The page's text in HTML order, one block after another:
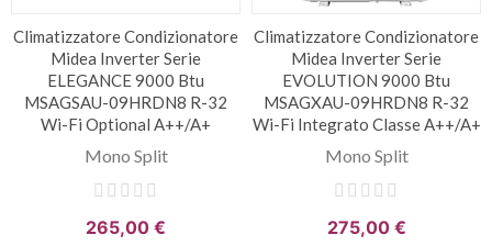
Climatizzatore Condizionatore
Midea Inverter Serie
ELEGANCE 9000 Btu
MSAGSAU-09HRDN8 R-32
Wi-Fi Optional A++/A+
Mono Split
265,00 €
Climatizzatore Condizionatore
Midea Inverter Serie
EVOLUTION 9000 Btu
MSAGXAU-09HRDN8 R-32
Wi-Fi Integrato Classe A++/A+
Mono Split
275,00 €